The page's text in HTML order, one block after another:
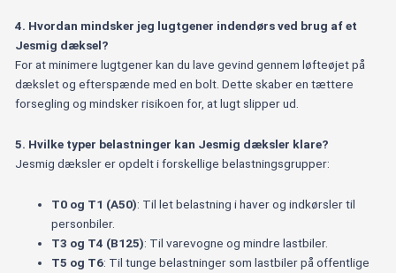
4. Hvordan mindsker jeg lugtgener indendørs ved brug af et
Jesmig dæksel?
For at minimere lugtgener kan du lave gevind gennem løfteøjet på
dækslet og efterspænde med en bolt. Dette skaber en tættere
forsegling og mindsker risikoen for, at lugt slipper ud.
5. Hvilke typer belastninger kan Jesmig dæksler klare?
Jesmig dæksler er opdelt i forskellige belastningsgrupper:
T0 og T1 (A50): Til let belastning i haver og indkørsler til
personbiler.
T3 og T4 (B125): Til varevogne og mindre lastbiler.
T5 og T6: Til tunge belastninger som lastbiler på offentlige